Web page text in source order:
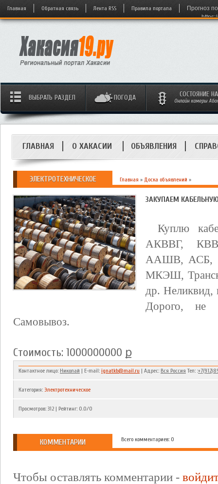
Главная Обратная связь Лента RSS Правила портала
Прогноз
ВЫБРАТЬ РАЗДЕЛ ПОГОДА СОСТОЯНИЕ
Онлайн камеры
ГЛАВНАЯ О ХАКАСИИ ОБЪЯВЛЕНИЯ
ЭЛЕКТРОТЕХНИЧЕСКОЕ Главная » Доска объявлений »
ЗАКУПАЕМ
Куплю
АКВВГ,
ААШВ,
МКЭШ,
др. Неликвид,
Дорого,
Самовывоз.
Стоимость: 1000000000 ք
Контактное лицо: Николай | E-mail: ignatkb@mail.ru | Адрес: Вся Россия Тел: :
Категория: Электротехническое
Просмотров: 312 | Рейтинг: 0.0/0
КОММЕНТАРИИ Всего комментариев: 0
Чтобы оставлять комментарии -